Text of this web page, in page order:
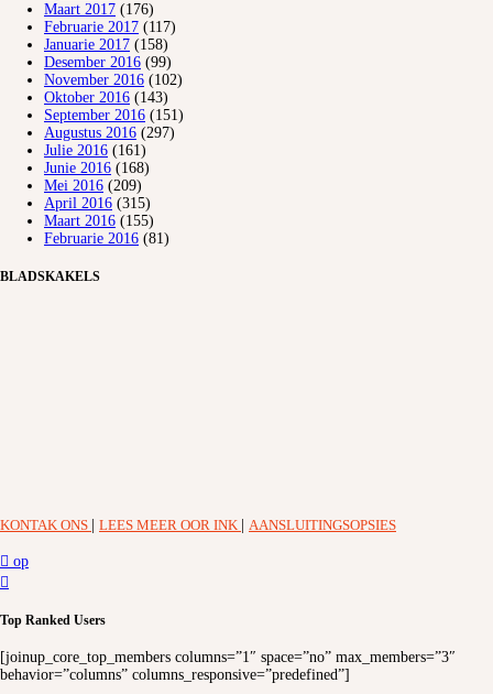
Maart 2017 (176)
Februarie 2017 (117)
Januarie 2017 (158)
Desember 2016 (99)
November 2016 (102)
Oktober 2016 (143)
September 2016 (151)
Augustus 2016 (297)
Julie 2016 (161)
Junie 2016 (168)
Mei 2016 (209)
April 2016 (315)
Maart 2016 (155)
Februarie 2016 (81)
BLADSKAKELS
KONTAK ONS LEES MEER OOR INK AANSLUITINGSOPSIES
op
Top Ranked Users
[joinup_core_top_members columns=”1″ space=”no” max_members=”3″
behavior=”columns” columns_responsive=”predefined”]